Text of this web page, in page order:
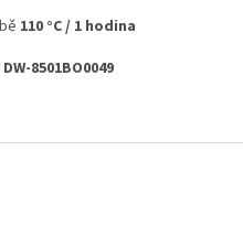
110 °C / 1 hodina
DW-8501BO0049